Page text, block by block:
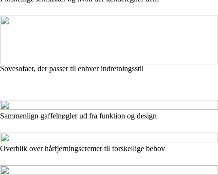
Sovesofaer, der passer til enhver indretningsstil
Sammenlign gaffelnøgler ud fra funktion og design
Overblik over hårfjerningscremer til forskellige behov